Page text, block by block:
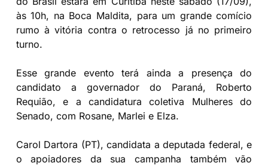
às 10h, na Boca Maldita, para um grande comício
rumo à vitória contra o retrocesso já no primeiro
turno.
Esse grande evento terá ainda a presença do
candidato a governador do Paraná, Roberto
Requião, e a candidatura coletiva Mulheres do
Senado, com Rosane, Marlei e Elza.
Carol Dartora (PT), candidata a deputada federal, e
o apoiadores da sua campanha também vão